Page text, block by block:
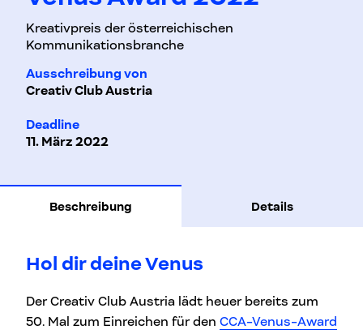
Kreativpreis der österreichischen
Kommunikationsbranche
Ausschreibung von
Creativ Club Austria
Deadline
11. März 2022
Beschreibung Details
Hol dir deine Venus
Der Creativ Club Austria lädt heuer bereits zum
50. Mal zum Einreichen für den CCA-Venus-Award